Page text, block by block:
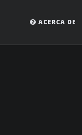
ACERCA DE